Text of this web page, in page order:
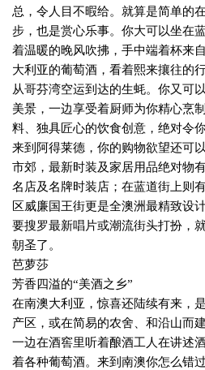
总，令人目不暇给。就算是简单的
步，也是赏心乐事。你大可以坐在
着温暖的晚风吹拂，手中端着杯
大利亚的葡萄酒，看着熙来攘往的
从哥芬湾空运到达的生蚝。你又可
美景，一边享受着厨师为你精心
料、独具匠心的饮食创意，绝对令你
来到阿得莱德，你的购物欲望还可
市郊，最新时装及家居用品绝对物
名店及名牌时装店；在蓝道街上则
区威廉国王街更是全澳洲最精致
要搜罗最新唱片或潮流街头打扮，
朝圣了。
芭萝莎
芳香四溢的“美酒之乡”
在南澳大利亚，惊喜还陆续有来，
产区，或在简易的农舍、和沿山而
一边在酒窖里听着酿酒工人在讲述
着各种葡萄酒。来到南澳你怎么错